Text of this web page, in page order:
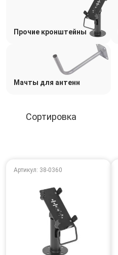
Прочие кронштейны
Мачты для антенн
Артикул: 38-0360